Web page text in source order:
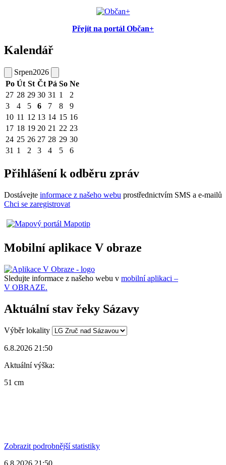
Přejít na portál Občan+
Kalendář
Srpen2026
Po Út St Čt Pá So Ne
27 28 29 30 31 1
2
3
4 5 6 7 8
9
10 11 12 13 14 15 16
17 18 19 20 21 22 23
24 25 26 27 28 29 30
31 1 2 3 4 5 6
Přihlášení k odběru zpráv
Dostávejte informace z našeho webu prostřednictvím SMS a e-mailů
Chci se zaregistrovat
Mobilní aplikace V obraze
Sledujte informace z našeho webu v mobilní aplikaci –
V OBRAZE.
Aktuální stav řeky Sázavy
Výběr lokality
6.8.2026 21:50
Aktuální výška:
51 cm
Zobrazit podrobnější statistiky
6.8.2026 21:50